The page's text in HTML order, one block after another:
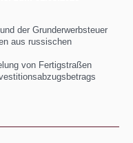
der Grunderwerbsteuer
aus russischen
von Fertigstraßen